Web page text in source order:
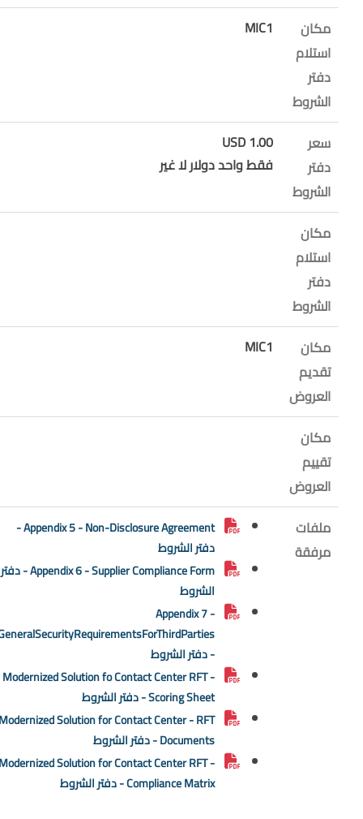
مكان
استلام
دفتر
الشروط
MIC1
سعر
دفتر
الشروط
1.00 USD
فقط واحد دولار لا غير
مكان
استلام
دفتر
الشروط
مكان
تقديم
العروض
MIC1
مكان
تقييم
العروض
ملفات
مرفقة
Appendix 5 - Non-Disclosure Agreement -
دفتر الشروط
Appendix 6 - Supplier Compliance Form - دفتر
الشروط
Appendix 7 -
GeneralSecurityRequirementsForThirdParties
- دفتر الشروط
Modernized Solution fo Contact Center RFT -
Scoring Sheet - دفتر الشروط
Modernized Solution for Contact Center - RFT
Documents - دفتر الشروط
Modernized Solution for Contact Center RFT -
Compliance Matrix - دفتر الشروط